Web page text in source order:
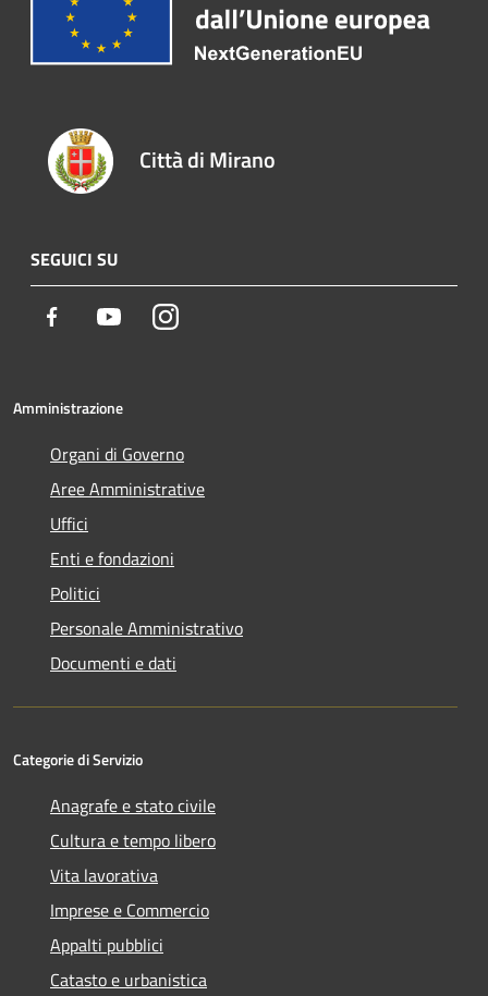
Città di Mirano
SEGUICI SU
Facebook YoutubeInstagram
Amministrazione
Organi di Governo
Aree Amministrative
Uffici
Enti e fondazioni
Politici
Personale Amministrativo
Documenti e dati
Categorie di Servizio
Anagrafe e stato civile
Cultura e tempo libero
Vita lavorativa
Imprese e Commercio
Appalti pubblici
Catasto e urbanistica